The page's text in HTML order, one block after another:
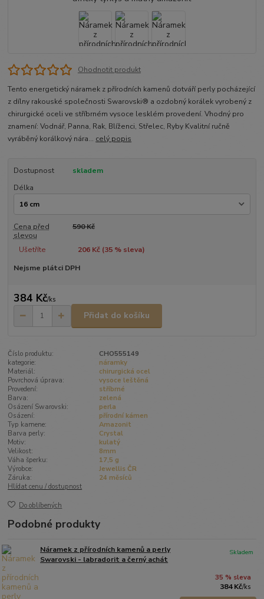
Ohodnotit produkt
Tento energetický náramek z přírodních kamenů dotváří perly pocházející
z dílny rakouské společnosti Swarovski® a ozdobný korálek vyrobený z
chirurgické oceli ve stříbrném vysoce lesklém provedení. Vhodný pro
znamení: Vodnář, Panna, Rak, Blíženci, Střelec, Ryby Kvalitní ručně
vyráběný korálkový nára... celý popis
Dostupnost
skladem
Délka
Cena před
slevou
590 Kč
Ušetříte 206 Kč (35% sleva)
Nejsme plátci DPH
384 Kč/ks
Přidat do košíku
Číslo produktu:
CHO555149
kategorie:
náramky
Materiál:
chirurgická ocel
Povrchová úprava:
vysoce leštěná
Provedení:
stříbrné
Barva:
zelená
Osázení Swarovski:
perla
Osázení:
přírodní kámen
Typ kamene:
Amazonit
Barva perly:
Crystal
Motiv:
kulatý
Velikost:
8mm
Váha šperku:
17,5 g
Výrobce:
Jewellis ČR
Záruka:
24 měsíců
Hlídat cenu / dostupnost
Do oblíbených
Podobné produkty
Náramek z přírodních kamenů a perly
Swarovski - labradorit a černý achát
35 % sleva
384 Kč/ks
Skladem